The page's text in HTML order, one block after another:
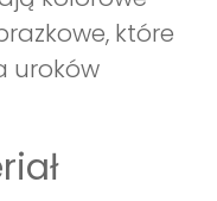
które
uroków